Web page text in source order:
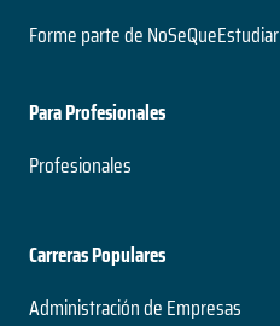
Forme parte de NoSeQueEstudiar
Para Profesionales
Profesionales
Carreras Populares
Administración de Empresas